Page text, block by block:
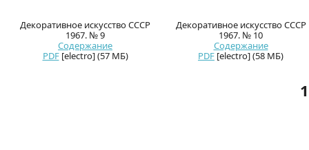
Декоративное искусство СССР
1967. № 9
Содержание
PDF[electro] (57 МБ)
Декоративное искусство СССР
1967. № 10
Содержание
PDF [electro] (58 МБ)